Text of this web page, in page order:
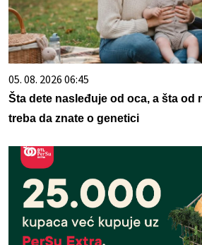
05. 08. 2026 06:45
Šta dete nasleđuje od oca, a šta od
treba da znate o genetici